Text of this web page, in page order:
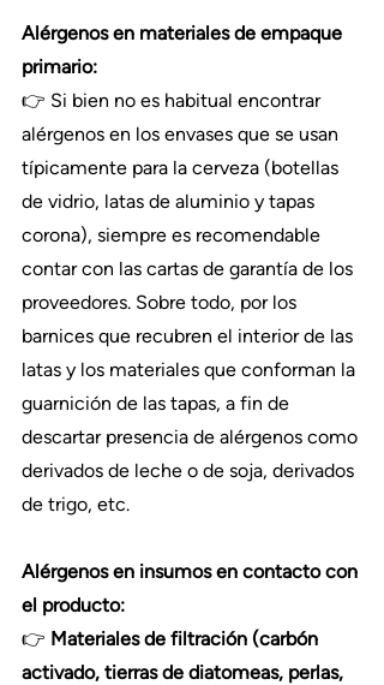
Alérgenos en materiales de empaque
primario:
👉 Si bien no es habitual encontrar
alérgenos en los envases que se usan
típicamente para la cerveza (botellas
de vidrio, latas de aluminio y tapas
corona), siempre es recomendable
contar con las cartas de garantía de los
proveedores. Sobre todo, por los
barnices que recubren el interior de las
latas y los materiales que conforman la
guarnición de las tapas, a fin de
descartar presencia de alérgenos como
derivados de leche o de soja, derivados
de trigo, etc.
Alérgenos en insumos en contacto con
el producto:
👉 Materiales de filtración (carbón
activado, tierras de diatomeas, perlas,